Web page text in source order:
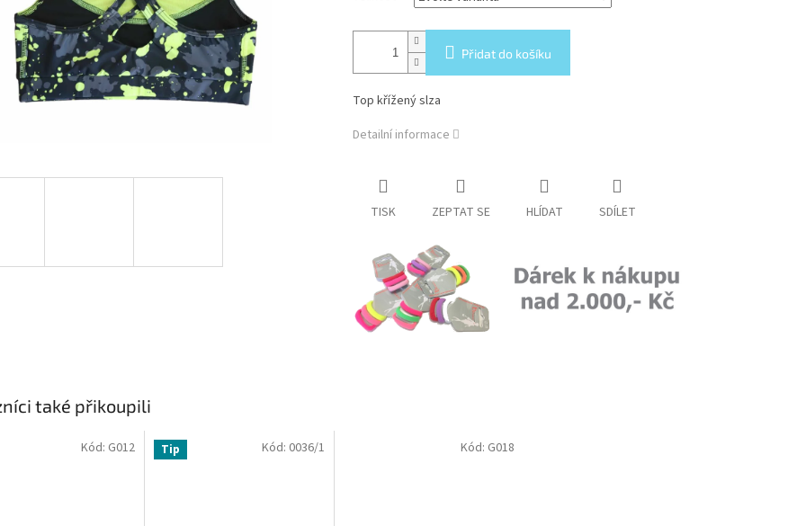
Přidat do košíku
Top křížený slza
Detailní informace
TISK ZEPTAT SE HLÍDAT SDÍLET
také přikoupili
Kód: G012 Tip Kód: 0036/1 Kód: G018